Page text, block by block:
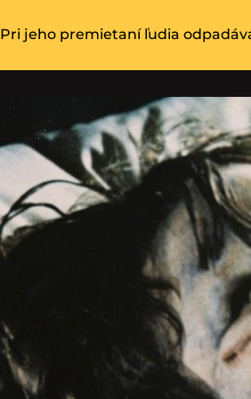
Pri jeho premietaní ľudia